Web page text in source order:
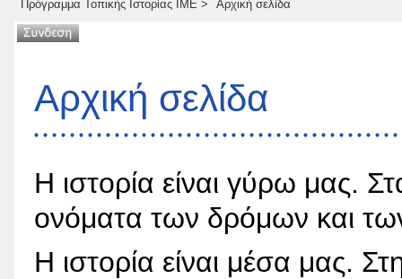
Πρόγραμμα Τοπικής Ιστορίας ΙΜΕ > Αρχική σελίδα
Αρχική σελίδα
Η ιστορία είναι γύρω μας.
ονόματα των δρόμων και
Η ιστορία είναι μέσα μας.